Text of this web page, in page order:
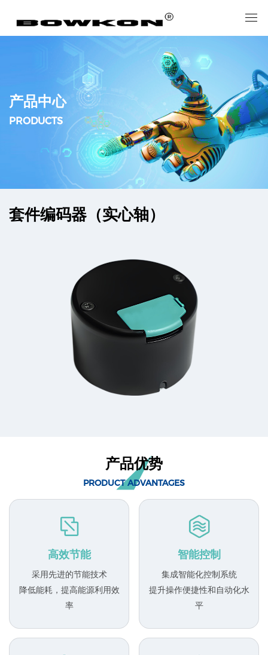
产品中心
PRODUCTS
套件编码器（实心轴）
产品优势
PRODUCT ADVANTAGES
高效节能
采用先进的节能技术
降低能耗，提高能源利用效
率
智能控制
集成智能化控制系统
提升操作便捷性和自动化水
平